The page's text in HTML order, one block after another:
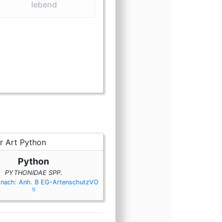
Häute)und Schädel)
(lebend)
(Lederbekleidung)
(Medizin)
(Öle)(Präparate)
(Probe)(Sattlerwaren)
(Snakewine)
lebend
Python
PYTHONIDAE SPP.
Anh. B EG-ArtenschutzVO
1)